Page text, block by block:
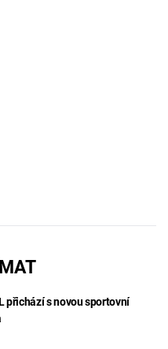
přichází s novou sportovní